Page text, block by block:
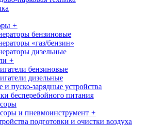
+
бензиновые
«газ/бензин»
дизельные
+
бензиновые
дизельные
и пуско-зарядные устройства
бесперебойного питания
и пневмоинструмент +
подготовки и очистки воздуха